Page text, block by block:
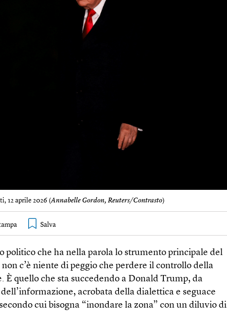
12 aprile 2026 (Annabelle Gordon, Reuters/Contrasto)
politico che ha nella parola lo strumento principale del
non c’è niente di peggio che perdere il controllo della
È quello che sta succedendo a Donald Trump, da
acrobata della dialettica e seguace
cui bisogna “inondare la zona” con un diluvio di